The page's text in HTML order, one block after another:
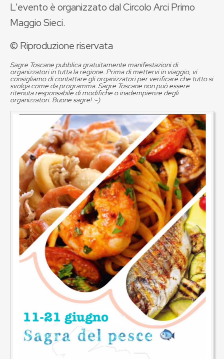
L'evento è organizzato dal Circolo Arci Primo
Maggio Sieci.
© Riproduzione riservata
Sagre Toscane pubblica gratuitamente manifestazioni di
organizzatori in tutta la regione. Prima di mettervi in viaggio, vi
consigliamo di contattare gli organizzatori per verificare che tutto si
svolga come da programma. Sagre Toscane non può essere
ritenuta responsabile di modifiche o inadempienze degli
organizzatori. Buone sagre! :-)